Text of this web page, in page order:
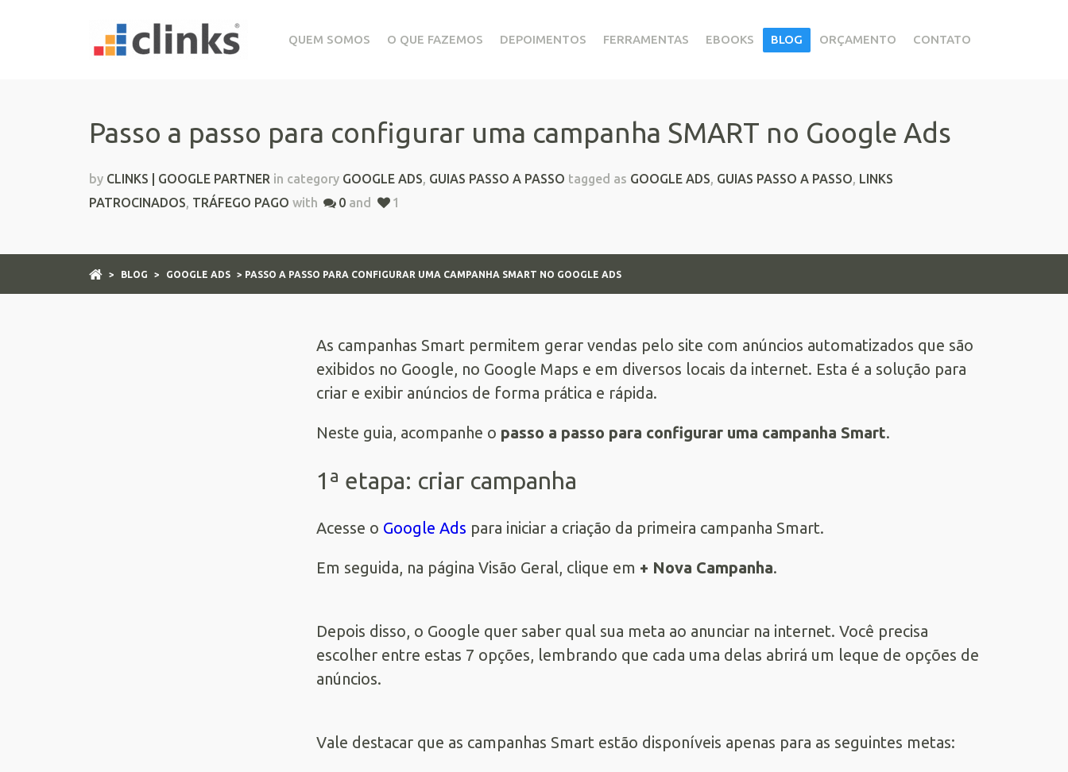
QUEM SOMOS O QUE FAZEMOS DEPOIMENTOS FERRAMENTAS EBOOKS BLOG ORÇAMENTO CONTATO
Passo a passo para configurar uma campanha SMART no Google Ads
by CLINKS | GOOGLE PARTNER in category GOOGLE ADS, GUIAS PASSO A PASSO tagged as GOOGLE ADS, GUIAS PASSO A PASSO, LINKS
PATROCINADOS, TRÁFEGO PAGO with 0 and 1
> BLOG > GOOGLE ADS > PASSO A PASSO PARA CONFIGURAR UMA CAMPANHA SMART NO GOOGLE ADS
As campanhas Smart permitem gerar vendas pelo site com anúncios automatizados que são
exibidos no Google, no Google Maps e em diversos locais da internet. Esta é a solução para
criar e exibir anúncios de forma prática e rápida.
Neste guia, acompanhe o passo a passo para configurar uma campanha Smart.
1ª etapa: criar campanha
Acesse o Google Ads para iniciar a criação da primeira campanha Smart.
Em seguida, na página Visão Geral, clique em + Nova Campanha.
Depois disso, o Google quer saber qual sua meta ao anunciar na internet. Você precisa
escolher entre estas 7 opções, lembrando que cada uma delas abrirá um leque de opções de
anúncios.
Vale destacar que as campanhas Smart estão disponíveis apenas para as seguintes metas: